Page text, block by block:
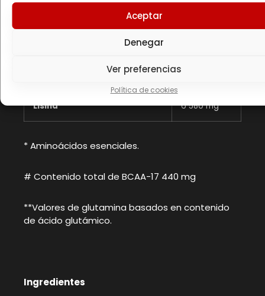
Aceptar
Denegar
Ver preferencias
Política de cookies
Lisina* 6 580 mg
* Aminoácidos esenciales.
# Contenido total de BCAA-17 440 mg
**Valores de glutamina basados en contenido
de ácido glutámico.
Ingredientes